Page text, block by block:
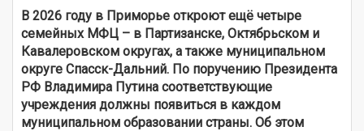
В 2026 году в Приморье откроют ещё четыре
семейных МФЦ – в Партизанске, Октябрьском и
Кавалеровском округах, а также муниципальном
округе Спасск-Дальний. По поручению Президента
РФ Владимира Путина соответствующие
учреждения должны появиться в каждом
муниципальном образовании страны. Об этом